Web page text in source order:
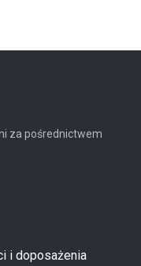
za pośrednictwem
i doposażenia